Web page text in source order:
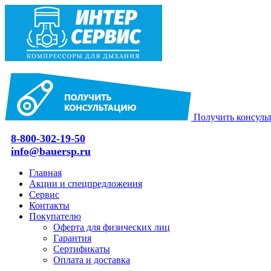
Получить
8-800-302-19-50
info@bauersp.ru
Главная
Акции и спецпредложения
Сервис
Контакты
Покупателю
Оферта для физических лиц
Гарантия
Сертификаты
Оплата и доставка